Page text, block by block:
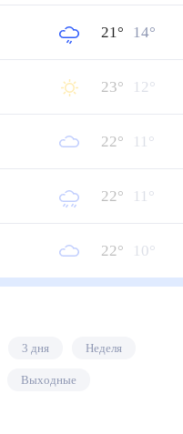
21° 14°
23° 12°
22° 11°
22° 11°
22° 10°
3 дня Неделя
Выходные